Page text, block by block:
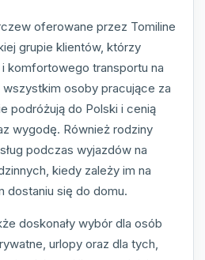
oferowane przez Tomiline
grupie klientów, którzy
komfortowego transportu na
osoby pracujące za
podróżują do Polski i cenią
wygodę. Również rodziny
podczas wyjazdów na
kiedy zależy im na
dostaniu się do domu.
doskonały wybór dla osób
urlopy oraz dla tych,